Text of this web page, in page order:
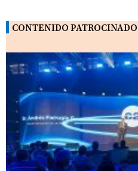
CONTENIDO PATROCINADO